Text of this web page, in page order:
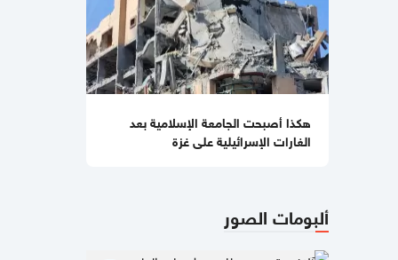
التماس للسماح لطبيب مستقل بفحص
حسام أبو صفية
04:35 مساءاً
مصادر صحفية تكشف تفاصيل الرسائل
المتبادلة بين "حماس" وملادينوف
03:48 مساءاً
بعضهم بجراح خطيرة بانفجار منزل جنوبي
لبنان
هكذا أصبحت الجامعة الإسلامية بعد
الغارات الإسرائيلية على غزة
ألبومات الصور